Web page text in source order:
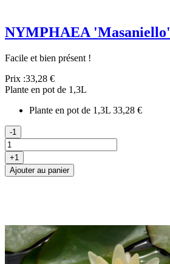
NYMPHAEA 'Masaniello'
Facile et bien présent !
Prix :33,28 €
Plante en pot de 1,3L
Plante en pot de 1,3L 33,28 €
-1
+1
Ajouter au panier